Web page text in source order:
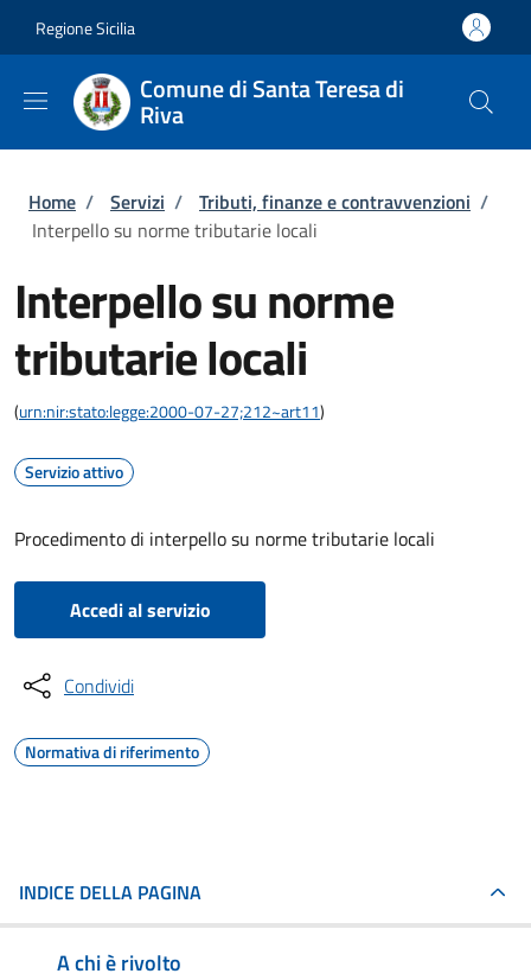
Regione Sicilia
Comune di Santa Teresa di
Riva
Briciole di pane
Home / Servizi / Tributi, finanze e contravvenzioni /
Interpello su norme tributarie locali
Interpello su norme
tributarie locali
(urn:nir:stato:legge:2000-07-27;212~art11)
Servizio attivo
Procedimento di interpello su norme tributarie locali
Accedi al servizio
Condividi
Normativa di riferimento
INDICE DELLA PAGINA
A chi è rivolto